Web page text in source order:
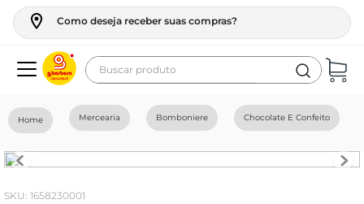
Como deseja receber suas compras?
Buscar produto
Mercearia Bomboniere Chocolate E Confeito
: 1658230001
geladeira
fogao